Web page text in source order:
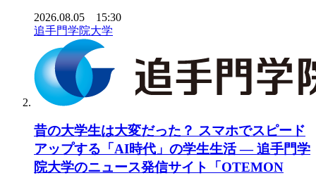
2026.08.05 15:30
追手門学院大学
昔の大学生は大変だった？ スマホでスピード
アップする「AI時代」の学生生活 ― 追手門学
院大学のニュース発信サイト「OTEMON